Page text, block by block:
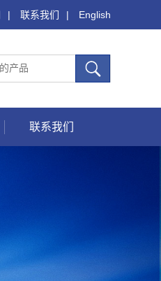
| 联系我们 | English
联系我们